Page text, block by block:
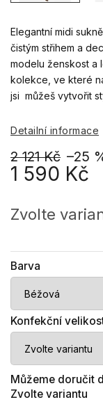
2 121 Kč –25
1 590 Kč
cena:
Zvolte
Barva
Konfekční
Můžeme doručit
Zvolte variantu
Elegantní midi
čistým střihem a
modelu ženskost a
kolekce, ve které
jsi můžeš vytvořit
Detailní informace